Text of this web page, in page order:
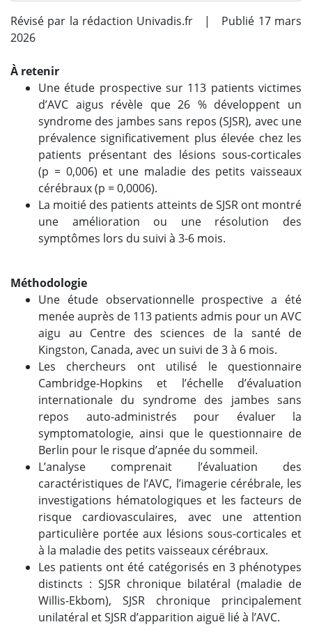
Révisé par la rédaction Univadis.fr | Publié 17 mars
2026
À retenir
Une étude prospective sur 113 patients victimes
d’AVC aigus révèle que 26 % développent un
syndrome des jambes sans repos (SJSR), avec une
prévalence significativement plus élevée chez les
patients présentant des lésions sous-corticales
(p = 0,006) et une maladie des petits vaisseaux
cérébraux (p =0,0006).
La moitié des patients atteints de SJSR ont montré
une amélioration ou une résolution des
symptômes lors du suivi à 3-6 mois.
Méthodologie
Une étude observationnelle prospective a été
menée auprès de 113 patients admis pour un AVC
aigu au Centre des sciences de la santé de
Kingston, Canada, avec un suivi de 3 à 6 mois.
Les chercheurs ont utilisé le questionnaire
Cambridge-Hopkins et l’échelle d’évaluation
internationale du syndrome des jambes sans
repos auto-administrés pour évaluer la
symptomatologie, ainsi que le questionnaire de
Berlin pour le risque d’apnée du sommeil.
L’analyse comprenait l’évaluation des
caractéristiques de l’AVC, l’imagerie cérébrale, les
investigations hématologiques et les facteurs de
risque cardiovasculaires, avec une attention
particulière portée aux lésions sous-corticales et
à la maladie des petits vaisseaux cérébraux.
Les patients ont été catégorisés en 3 phénotypes
distincts : SJSR chronique bilatéral (maladie de
Willis-Ekbom), SJSR chronique principalement
unilatéral et SJSR d’apparition aiguë lié à l’AVC.